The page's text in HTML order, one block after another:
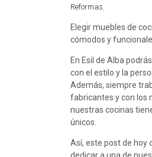
Reformas,
Elegir muebles de
cómodos y
En Esil de Alba
con el estilo y la
Además, siempre
fabricantes y con los
nuestras cocinas
únicos.
Así, este post de hoy